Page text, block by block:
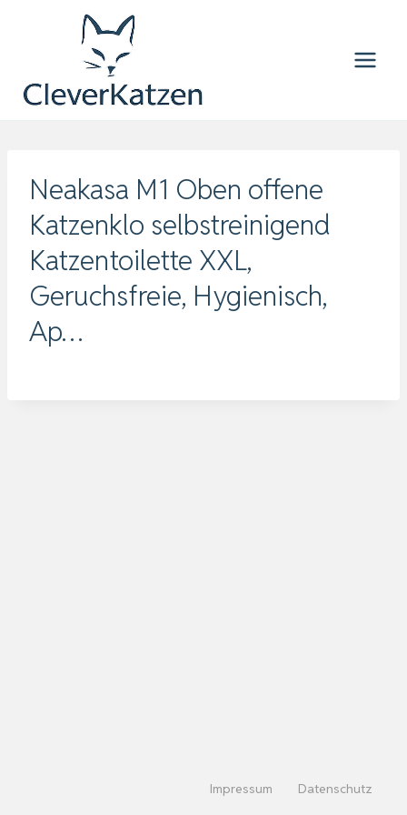
Neakasa M1 Oben offene
Katzenklo selbstreinigend
Katzentoilette XXL,
Geruchsfreie, Hygienisch,
Ap…
Impressum Datenschutz